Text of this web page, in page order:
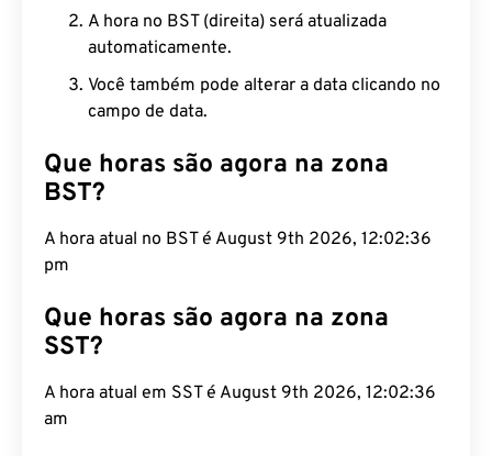
A hora no BST (direita) será atualizada
automaticamente.
Você também pode alterar a data clicando no
campo de data.
Que horas são agora na zona
BST?
A hora atual no BST é August 9th 2026, 12:02:37
pm
Que horas são agora na zona
SST?
A hora atual em SST é August 9th 2026, 12:02:37
am